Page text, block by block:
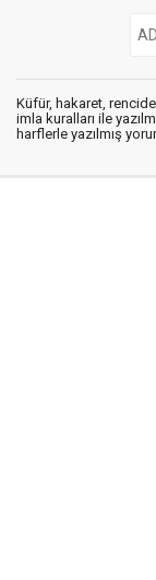
Küfür, hakaret,
imla kuralları ile
harflerle yazılmış